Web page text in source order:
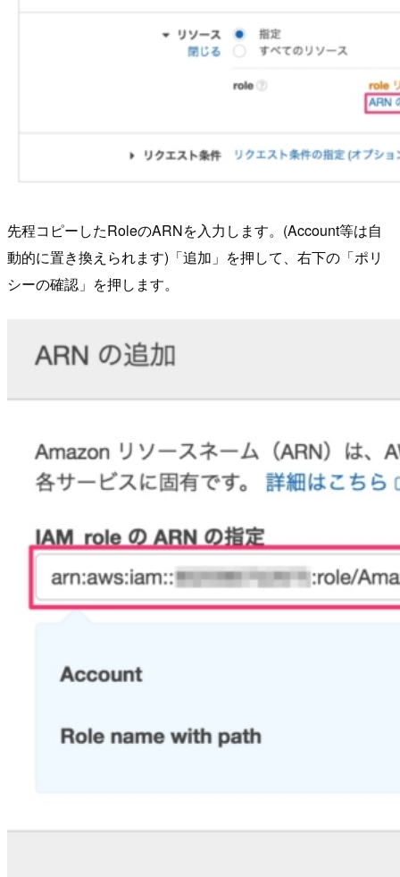
先程コピーしたRoleのARNを入力します。(Account等は自
動的に置き換えられます)「追加」を押して、右下の「ポリ
シーの確認」を押します。